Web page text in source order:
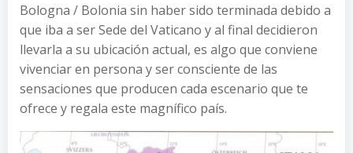
Bologna / Bolonia sin haber sido terminada debido a
que iba a ser Sede del Vaticano y al final decidieron
llevarla a su ubicación actual, es algo que conviene
vivenciar en persona y ser consciente de las
sensaciones que producen cada escenario que te
ofrece y regala este magnífico país.